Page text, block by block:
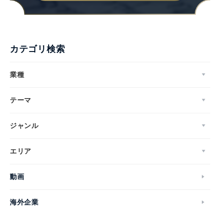
カテゴリ検索
業種
テーマ
ジャンル
エリア
動画
海外企業